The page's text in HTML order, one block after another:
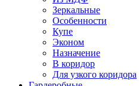
Зеркальные
Особенности
Купе
Эконом
Назначение
В коридор
Для узкого коридора